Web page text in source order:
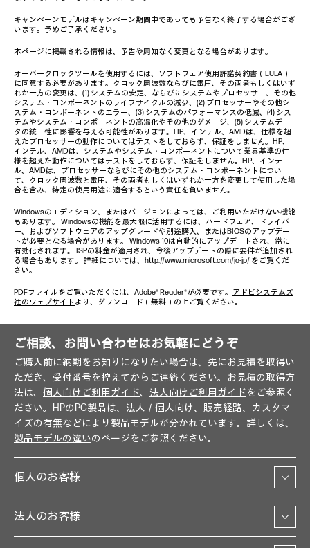
キャンペーンモデルはキャンペーン期間中であっても予告なく終了する場合がござ
います。予めご了承ください。
本ページに掲載される情報は、予告や周知なく変更となる場合があります。
オーバークロックツールを使用するには、ソフトウェア使用許諾契約書（EULA）
に同意する必要があります。クロック周波数ならびに電圧、その両者もしくはいず
れか一方の変更は、(1) システムの安定、ならびにシステムやプロセッサー、その他
システム・コンポーネントのライフサイクルの減少、(2) プロセッサーやその他シ
ステム・コンポーネントのエラー、(3) システムのパフォーマンスの低減、(4) シス
テムやシステム・コンポーネントの高温化やその他のダメージ、(5) システムデー
タの統一性に影響を与える可能性があります。HP、インテル、AMDは、仕様を超
えたプロセッサーの動作についてはテストをしておらず、保証をしません。HP、
インテル、AMDは、システムやシステム・コンポーネントについて業界基準の仕
様を超えた動作についてはテストをしておらず、保証をしません。HP、インテ
ル、AMDは、プロセッサーならびにその他のシステム・コンポーネントについ
て、クロック周波数と電圧、その両者もしくはいずれか一方を変更して使用した場
合を含み、特定の使用用途に適合するという責任を負いません。
Windowsのエディション、またはバージョンによっては、ご利用いただけない機能
もあります。 Windowsの機能を最大限に活用するには、ハードウェア、ドライバ
ー、およびソフトウェアのアップグレードや別途購入、またはBIOSのアップデー
トが必要となる場合があります。 Windows 10は自動的にアップデートされ、常に
有効化されます。 ISPの料金が適用され、今後アップデートの際に要件が追加され
る場合もあります。 詳細については、 http://www.microsoft.com/ja-jp/ をご覧くだ
さい。
PDFファイルをご覧いただくには、Adobe® Reader®が必要です。 アドビシステムズ
社のウェブサイト より、ダウンロード（無料）の上ご覧ください。
ご相談、お問い合わせはお気軽にどうぞ
ご購入前に納期をお知りになりたい場合は、先にお見積を取得い
ただき、受付番号を控えてからご連絡ください。お見積の取得方
法は、 個人向けご利用ガイド、 法人向けご利用ガイドをご参照く
ださい。HPのPC製品は、法人／個人向け、販売経路、カスタマ
イズの有無などにより製品モデルが分かれています。詳しくは、
製品モデルの違いのページをご参照ください。
個人のお客様
法人のお客様